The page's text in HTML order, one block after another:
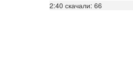
2:40 скачали: 66